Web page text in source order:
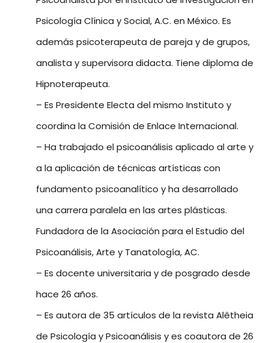
Psicología Clínica y Social, A.C. en México. Es
además psicoterapeuta de pareja y de grupos,
analista y supervisora didacta. Tiene diploma de
Hipnoterapeuta.
– Es Presidente Electa del mismo Instituto y
coordina la Comisión de Enlace Internacional.
– Ha trabajado el psicoanálisis aplicado al arte y
a la aplicación de técnicas artísticas con
fundamento psicoanalítico y ha desarrollado
una carrera paralela en las artes plásticas.
Fundadora de la Asociación para el Estudio del
Psicoanálisis, Arte y Tanatología, AC.
– Es docente universitaria y de posgrado desde
hace 26 años.
– Es autora de 35 artículos de la revista Alêtheia
de Psicología y Psicoanálisis y es coautora de 26